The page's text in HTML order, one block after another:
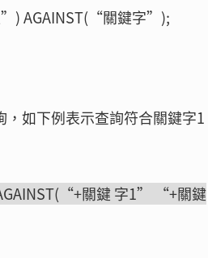
”) AGAINST(“關鍵字”);
如下例表示查詢符合關鍵字1
關鍵 字1” “+關鍵